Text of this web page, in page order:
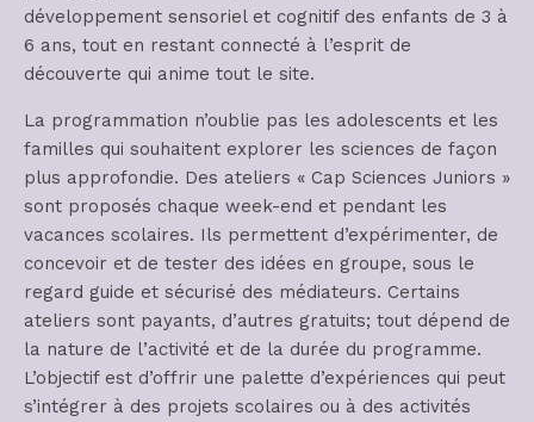
développement sensoriel et cognitif des enfants de 3 à
6 ans, tout en restant connecté à l’esprit de
découverte qui anime tout le site.
La programmation n’oublie pas les adolescents et les
familles qui souhaitent explorer les sciences de façon
plus approfondie. Des ateliers « Cap Sciences Juniors »
sont proposés chaque week-end et pendant les
vacances scolaires. Ils permettent d’expérimenter, de
concevoir et de tester des idées en groupe, sous le
regard guide et sécurisé des médiateurs. Certains
ateliers sont payants, d’autres gratuits; tout dépend de
la nature de l’activité et de la durée du programme.
L’objectif est d’offrir une palette d’expériences qui peut
s’intégrer à des projets scolaires ou à des activités